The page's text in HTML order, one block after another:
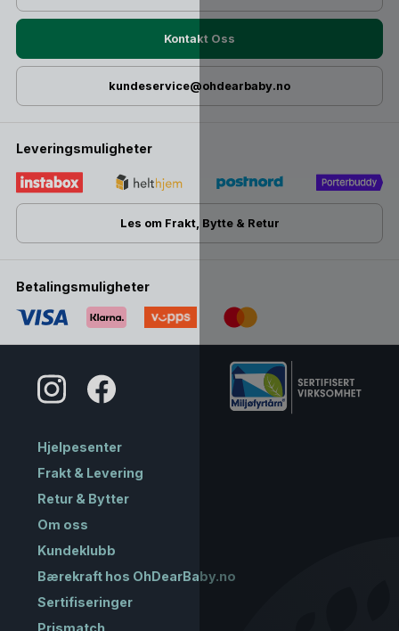
Kontakt Oss
kundeservice@ohdearbaby.no
Leveringsmuligheter
Les om Frakt, Bytte & Retur
Betalingsmuligheter
Hjelpesenter
Frakt & Levering
Retur & Bytter
Om oss
Kundeklubb
Bærekraft hos OhDearBaby.no
Sertifiseringer